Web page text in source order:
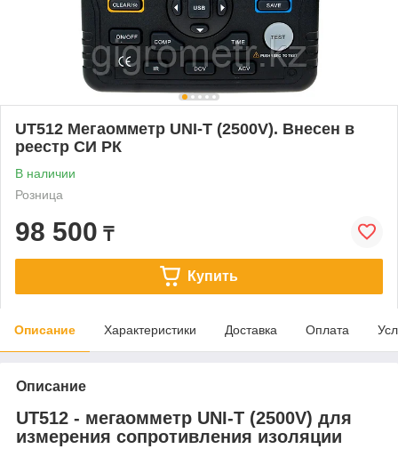
UT512 Мегаомметр UNI-T (2500V). Внесен в
реестр СИ РК
В наличии
Розница
98 500 ₸
Купить
Описание Характеристики Доставка Оплата
Описание
UT512 - мегаомметр UNI-T (2500V) для
измерения сопротивления изоляции